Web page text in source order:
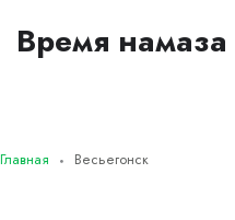
Время намаза
Главная Весьегонск